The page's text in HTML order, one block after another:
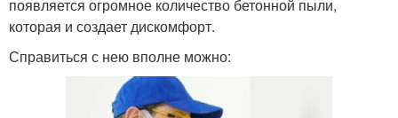
появляется огромное количество бетонной пыли,
которая и создает дискомфорт.
Справиться с нею вполне можно: